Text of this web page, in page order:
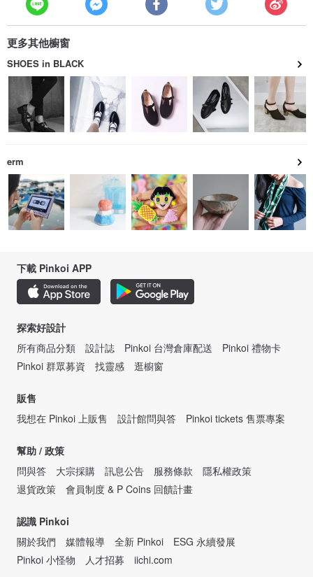
更多其他櫥窗
SHOES in BLACK
erm
下載 Pinkoi APP
探索好設計
所有商品分類
設計誌 Pinkoi 台灣倉庫配送
Pinkoi 禮物卡
Pinkoi 群眾募資
找靈感 逛櫥窗
販售
我想在 Pinkoi 上販售
設計館問與答 Pinkoi tickets 售票專案
幫助 / 政策
問與答
大宗採購 訊息公告 服務條款
隱私權政策
退貨政策
會員制度 & P Coins 回饋計畫
認識 Pinkoi
關於我們
媒體報導 全新 Pinkoi
ESG 永續發展
Pinkoi 小怪物
人才招募 iichi.com